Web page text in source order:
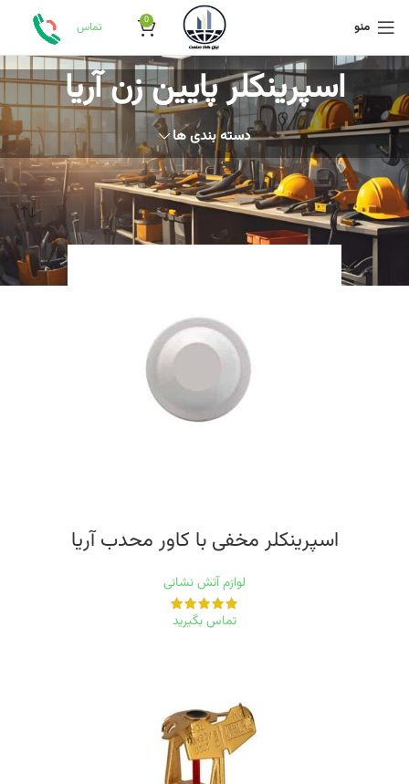
منو 0 تماس
اسپرینکلر‭ ‬پایین‭ ‬زن‭ ‬آریا
دسته بندی ها
خانه محصولات برچسب خورده “اسپرینکلر‭ ‬پایین‭ ‬زن‭ ‬آریا”
اسپرینکلر مخفی‭ ‬با‭ ‬کاور‭ ‬محدب‭ ‬آریا
لوازم آتش نشانی
تماس بگیرید